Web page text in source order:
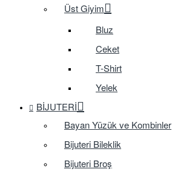
Üst Giyim
Bluz
Ceket
T-Shirt
Yelek
BIJUTERI
Bayan Yüzük ve Kombinler
Bijuteri Bileklik
Bijuteri Broş